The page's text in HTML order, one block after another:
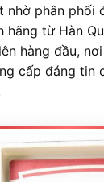
nhờ phân phối
hãng từ Hàn
hàng đầu,
cấp đáng tin